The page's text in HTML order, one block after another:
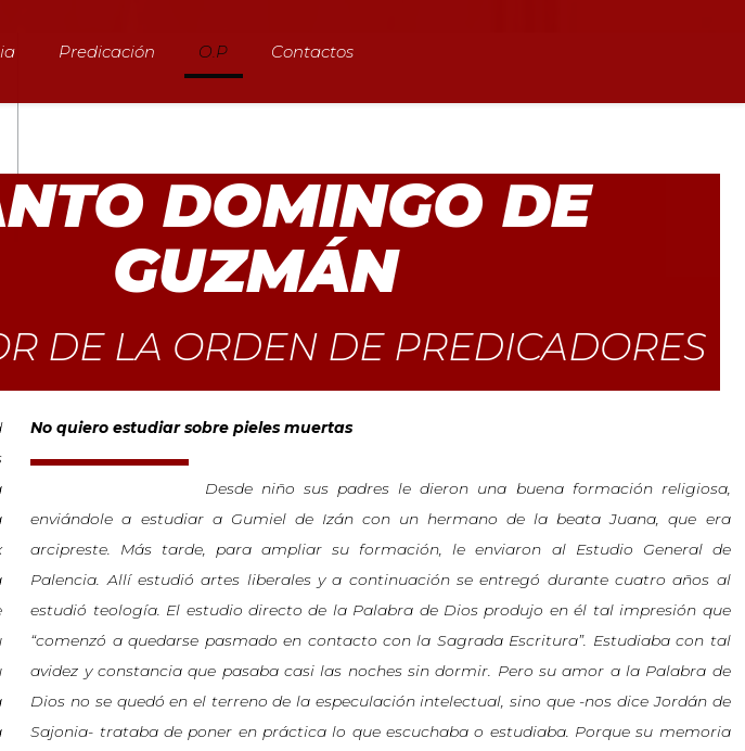
Predicación O.P Contactos
DOMINGO DE
GUZMÁN
DE LA ORDEN DE PREDICADORES
No quiero estudiar sobre pieles muertas
Desde niño sus padres le dieron una buena formación religiosa,
enviándole a estudiar a Gumiel de Izán con un hermano de la beata Juana, que era
arcipreste. Más tarde, para ampliar su formación, le enviaron al Estudio General de
Palencia. Allí estudió artes liberales y a continuación se entregó durante cuatro años al
estudió teología. El estudio directo de la Palabra de Dios produjo en él tal impresión que
“comenzó a quedarse pasmado en contacto con la Sagrada Escritura”. Estudiaba con tal
avidez y constancia que pasaba casi las noches sin dormir. Pero su amor a la Palabra de
Dios no se quedó en el terreno de la especulación intelectual, sino que -nos dice Jordán de
Sajonia- trataba de poner en práctica lo que escuchaba o estudiaba. Porque su memoria